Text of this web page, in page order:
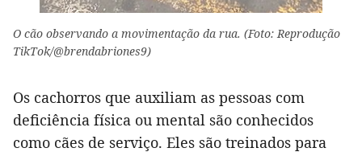
O cão observando a movimentação da rua. (Foto: Reprodução
TikTok/@brendabriones9)
Os cachorros que auxiliam as pessoas com
deficiência física ou mental são conhecidos
como cães de serviço. Eles são treinados para